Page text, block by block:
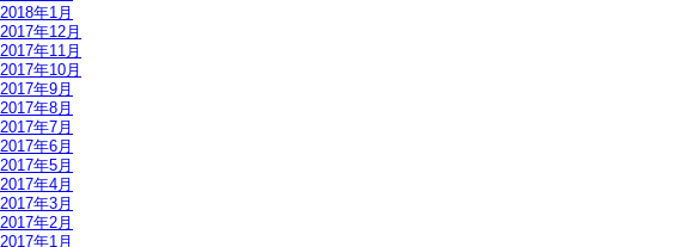
2018年1月
2017年12月
2017年11月
2017年10月
2017年9月
2017年8月
2017年7月
2017年6月
2017年5月
2017年4月
2017年3月
2017年2月
2017年1月